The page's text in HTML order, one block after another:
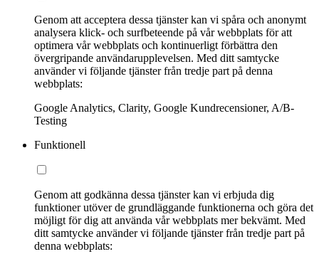
Genom att acceptera dessa tjänster kan vi spåra och anonymt
analysera klick- och surfbeteende på vår webbplats för att
optimera vår webbplats och kontinuerligt förbättra den
övergripande användarupplevelsen. Med ditt samtycke
använder vi följande tjänster från tredje part på denna
webbplats:
Google Analytics, Clarity, Google Kundrecensioner, A/B-
Testing
Funktionell
Genom att godkänna dessa tjänster kan vi erbjuda dig
funktioner utöver de grundläggande funktionerna och göra det
möjligt för dig att använda vår webbplats mer bekvämt. Med
ditt samtycke använder vi följande tjänster från tredje part på
denna webbplats: